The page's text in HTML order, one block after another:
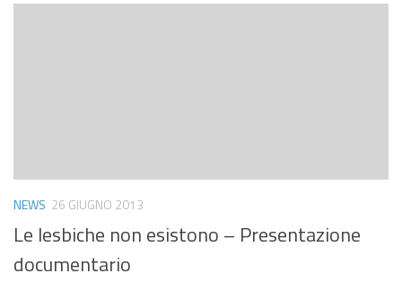
NEWS 26 GIUGNO 2013
Le lesbiche non esistono – Presentazione
documentario